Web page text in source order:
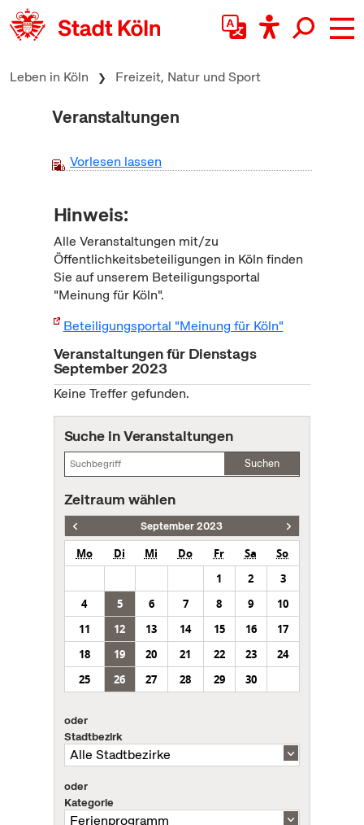
zum Inhalt springen
Leben in Köln Freizeit, Natur und Sport
Veranstaltungen
Vorlesen lassen
Hinweis:
Alle Veranstaltungen mit/zu
Öffentlichkeitsbeteiligungen in Köln finden
Sie auf unserem Beteiligungsportal
"Meinung für Köln".
Beteiligungsportal "Meinung für Köln"
Veranstaltungen für Dienstags
September 2023
Keine Treffer gefunden.
Suche in Veranstaltungen
Suchen
Zeitraum wählen
September 2023
Mo Di Mi Do Fr Sa
So
1
2
3
4
5 6 7 8 9
10
11
12 13 14 15 16
17
18
19 20 21 22 23
24
25
26 27 28 29 30
oder
Stadtbezirk
oder
Kategorie